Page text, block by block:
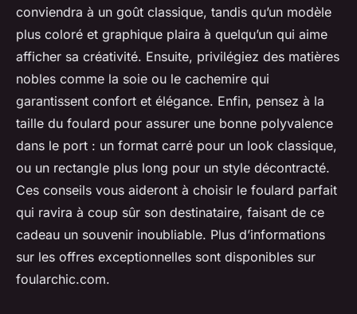
conviendra à un goût classique, tandis qu’un modèle
plus coloré et graphique plaira à quelqu’un qui aime
afficher sa créativité. Ensuite, privilégiez des matières
nobles comme la soie ou le cachemire qui
garantissent confort et élégance. Enfin, pensez à la
taille du foulard pour assurer une bonne polyvalence
dans le port : un format carré pour un look classique,
ou un rectangle plus long pour un style décontracté.
Ces conseils vous aideront à choisir le foulard parfait
qui ravira à coup sûr son destinataire, faisant de ce
cadeau un souvenir inoubliable. Plus d’informations
sur les offres exceptionnelles sont disponibles sur
foularchic.com.